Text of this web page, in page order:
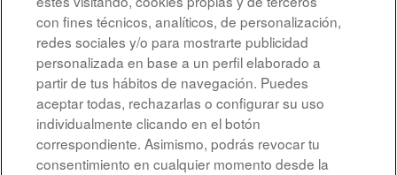
Aviso legal
con fines técnicos, analíticos, de personalización,
redes sociales y/o para mostrarte publicidad
personalizada en base a un perfil elaborado a
partir de tus hábitos de navegación. Puedes
aceptar todas, rechazarlas o configurar su uso
individualmente clicando en el botón
correspondiente. Asimismo, podrás revocar tu
consentimiento en cualquier momento desde la